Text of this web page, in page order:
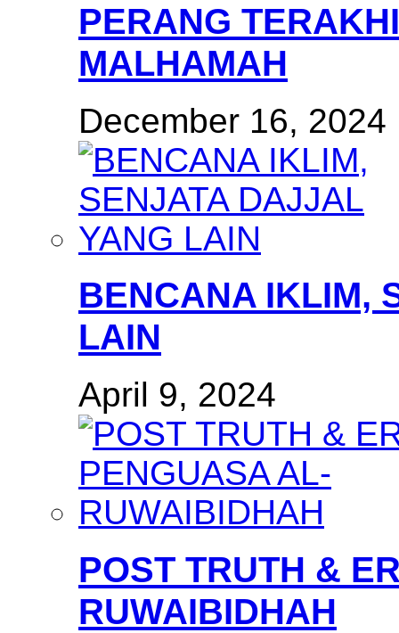
PERANG
MALHAMAH
December 16, 2024
BENCANA IKLIM,
LAIN
April 9, 2024
POST TRUTH &
RUWAIBIDHAH